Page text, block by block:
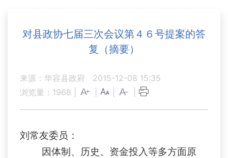
对县政协七届三次会议第４６号提案的答
复（摘要）
来源：华容县政府
2015-12-08 15:35
浏览量： 1968
刘常友委员：
因体制、历史、资金投入等多方面原